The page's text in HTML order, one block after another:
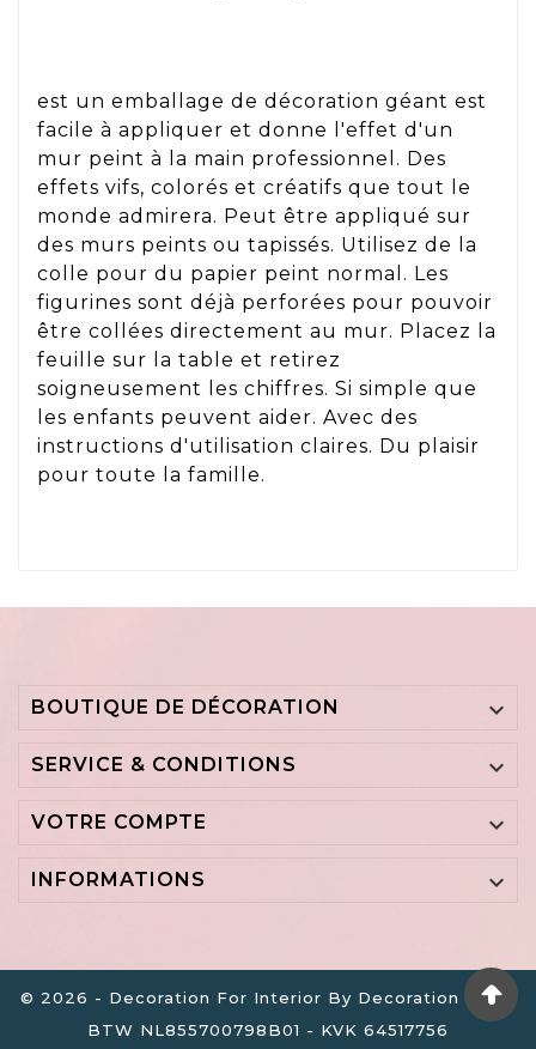
est un emballage de décoration géant est
facile à appliquer et donne l'effet d'un
mur peint à la main professionnel. Des
effets vifs, colorés et créatifs que tout le
monde admirera. Peut être appliqué sur
des murs peints ou tapissés. Utilisez de la
colle pour du papier peint normal. Les
figurines sont déjà perforées pour pouvoir
être collées directement au mur. Placez la
feuille sur la table et retirez
soigneusement les chiffres. Si simple que
les enfants peuvent aider. Avec des
instructions d'utilisation claires. Du plaisir
pour toute la famille.
BOUTIQUE DE DÉCORATION 
SERVICE & CONDITIONS 
VOTRE COMPTE 
INFORMATIONS 
© 2026 - Decoration For Interior By Decoration B.V. -
BTW NL855700798B01 - KVK 64517756